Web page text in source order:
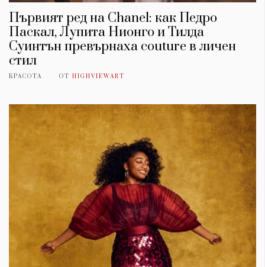
Първият ред на Chanel: как Педро
Паскал, Лупита Нионго и Тилда
Суинтън превърнаха couture в личен
стил
КРАСОТА ОТ HIGHVIEWART